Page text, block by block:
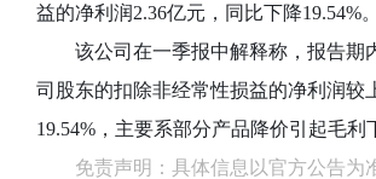
益的净利润2.36亿元 ， 同比下降19.54%。
该公司在一季报中解释称 ， 报告期
司股东的扣除非经常性损益的净利润较
19.54% ， 主要系部分产品降价引起毛利
免责声明：具体信息以官方公告为